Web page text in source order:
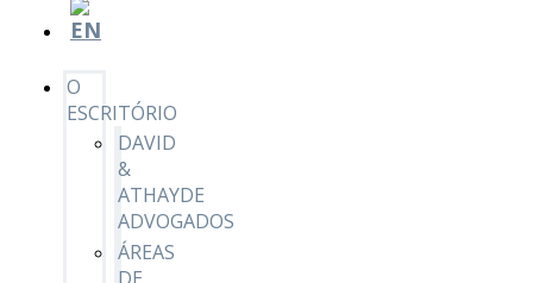
O
ESCRITÓRIO
DAVID
&
ATHAYDE
ADVOGADOS
ÁREAS